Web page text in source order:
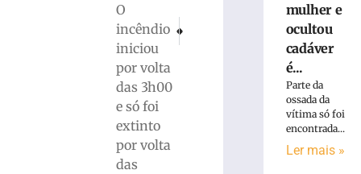
O
incêndio
iniciou
por volta
das 3h00
e só foi
extinto
por volta
das
PRÓXIMO
mulher e
ocultou
cadáver
é...
Parte da
ossada da
vítima só foi
encontrada...
Ler mais »